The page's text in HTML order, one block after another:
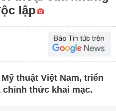
lập
thuật Việt Nam, triển
chính thức khai mạc.